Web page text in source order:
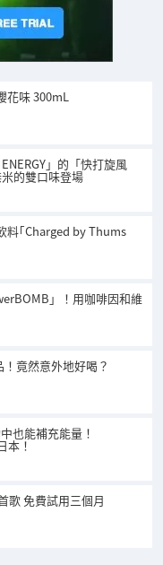
味 300mL
」的「快打旋風
的雙口味登場
料｢Charged by Thums
」！用咖啡因和維
竟然意外地好喝？
也能補充能量！
本！
歌 免費試用三個月